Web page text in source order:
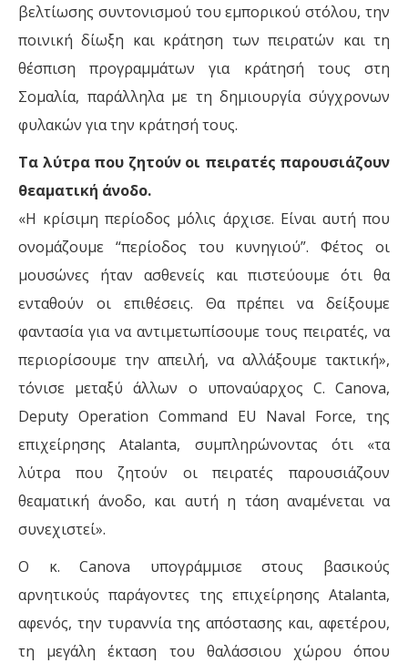
βελτίωσης συντονισμού του εμπορικού στόλου, την
ποινική δίωξη και κράτηση των πειρατών και τη
θέσπιση προγραμμάτων για κράτησή τους στη
Σομαλία, παράλληλα µε τη δημιουργία σύγχρονων
φυλακών για την κράτησή τους.
Τα λύτρα που ζητούν οι πειρατές παρουσιάζουν
θεαματική άνοδο.
«Η κρίσιμη περίοδος μόλις άρχισε. Είναι αυτή που
ονομάζουμε “περίοδος του κυνηγιού”. Φέτος οι
μουσώνες ήταν ασθενείς και πιστεύουμε ότι θα
ενταθούν οι επιθέσεις. Θα πρέπει να δείξουμε
φαντασία για να αντιμετωπίσουμε τους πειρατές, να
περιορίσουμε την απειλή, να αλλάξουμε τακτική»,
τόνισε μεταξύ άλλων ο υποναύαρχος C. Canova,
Deputy Operation Command EU Naval Force, της
επιχείρησης Atalanta, συμπληρώνοντας ότι «τα
λύτρα που ζητούν οι πειρατές παρουσιάζουν
θεαματική άνοδο, και αυτή η τάση αναμένεται να
συνεχιστεί».
Ο κ. Canova υπογράμμισε στους βασικούς
αρνητικούς παράγοντες της επιχείρησης Atalanta,
αφενός, την τυραννία της απόστασης και, αφετέρου,
τη μεγάλη έκταση του θαλάσσιου χώρου όπου